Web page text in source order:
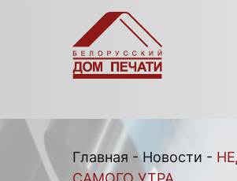
Главная -Новости -